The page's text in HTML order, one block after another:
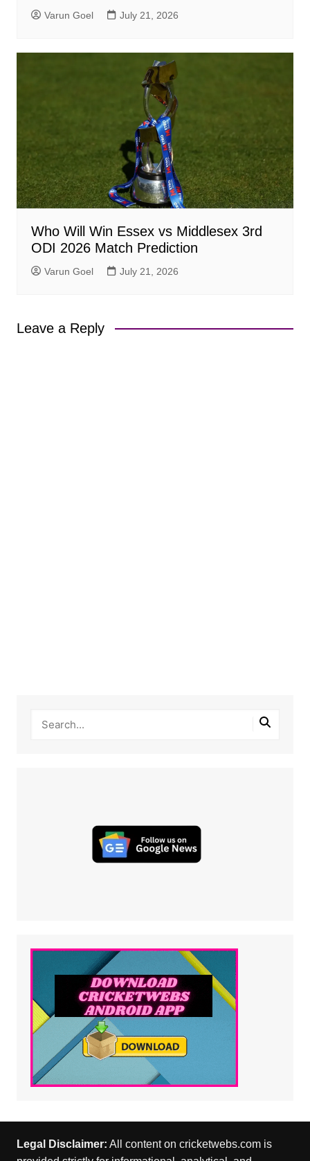
Varun Goel July 21, 2026
Who Will Win Essex vs Middlesex 3rd
ODI 2026 Match Prediction
Varun Goel July 21, 2026
Leave a Reply
Legal Disclaimer: All content on cricketwebs.com is